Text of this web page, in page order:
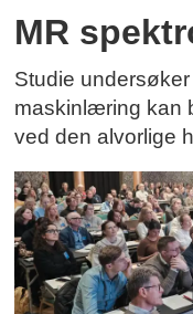
MR
Studie
maskinlæring kan
ved den alvorlige